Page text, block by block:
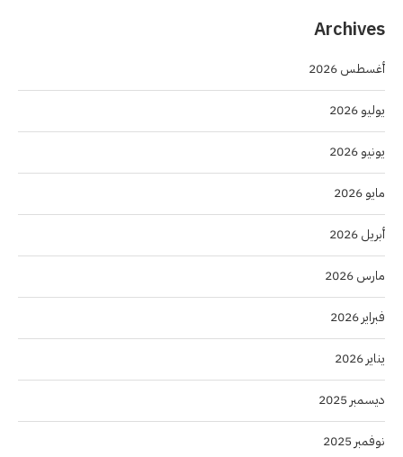
Archives
أغسطس 2026
يوليو 2026
يونيو 2026
مايو 2026
أبريل 2026
مارس 2026
فبراير 2026
يناير 2026
ديسمبر 2025
نوفمبر 2025